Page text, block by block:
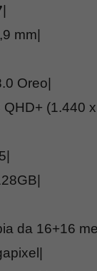
mm|
Oreo|
(1.440
da 16+16